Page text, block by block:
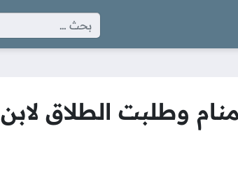
البحث عن:
وطلبت الطلاق لابن